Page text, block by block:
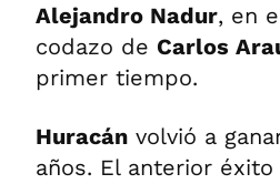
Alejandro Nadur, en
codazo de Carlos
primer tiempo.
Huracán volvió a
años. El anterior